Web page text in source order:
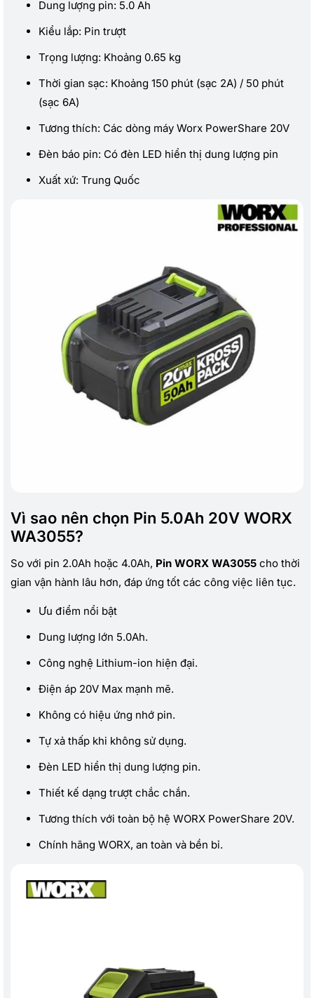
Dung lượng pin: 5.0 Ah
Kiểu lắp: Pin trượt
Trọng lượng: Khoảng 0.65 kg
Thời gian sạc: Khoảng 150 phút (sạc 2A) / 50 phút
(sạc 6A)
Tương thích: Các dòng máy Worx PowerShare 20V
Đèn báo pin: Có đèn LED hiển thị dung lượng pin
Xuất xứ: Trung Quốc
Vì sao nên chọn Pin 5.0Ah 20V WORX
WA3055?
So với pin 2.0Ah hoặc 4.0Ah, Pin WORX WA3055 cho thời
gian vận hành lâu hơn, đáp ứng tốt các công việc liên tục.
Ưu điểm nổi bật
Dung lượng lớn 5.0Ah.
Công nghệ Lithium-ion hiện đại.
Điện áp 20V Max mạnh mẽ.
Không có hiệu ứng nhớ pin.
Tự xả thấp khi không sử dụng.
Đèn LED hiển thị dung lượng pin.
Thiết kế dạng trượt chắc chắn.
Tương thích với toàn bộ hệ WORX PowerShare 20V.
Chính hãng WORX, an toàn và bền bỉ.